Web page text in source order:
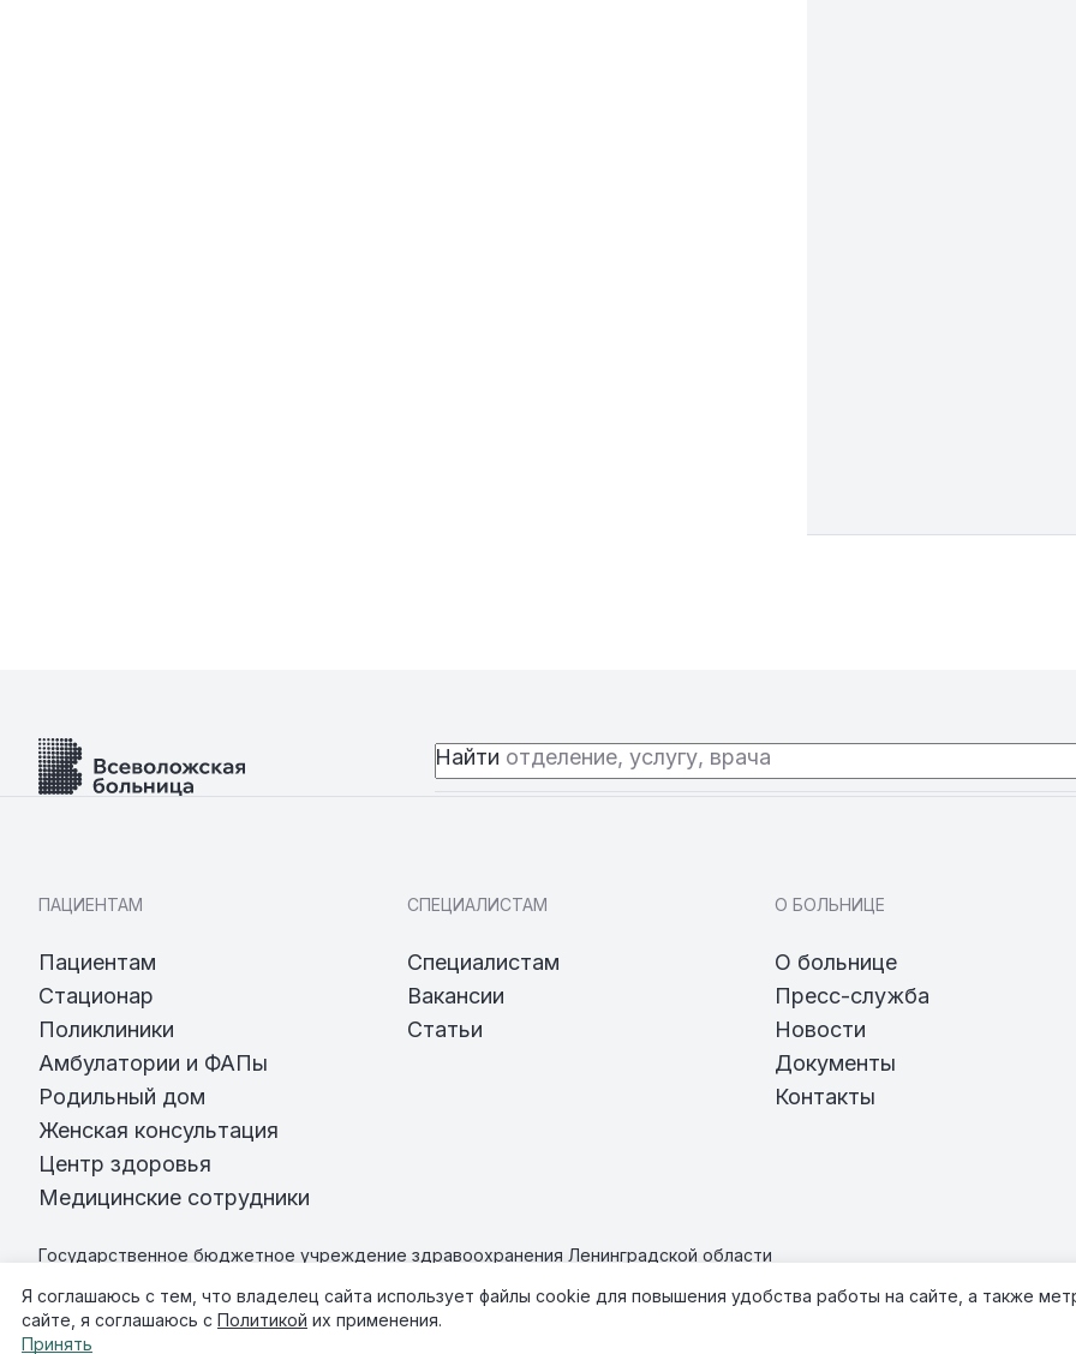
Я соглашаюсь с тем, что владелец сайта использует файлы cookie для повышения удобства работы на сайте, а также
сайте, я соглашаюсь с Политикой их применения.
Принять
Найти отделение, услугу, врача
ПАЦИЕНТАМ
Пациентам
Стационар
Поликлиники
Амбулатории и ФАПы
Родильный дом
Женская консультация
Центр здоровья
Медицинские сотрудники
СПЕЦИАЛИСТАМ
Специалистам
Вакансии
Статьи
О БОЛЬНИЦЕ
О больнице
Пресс-служба
Новости
Документы
Контакты
Государственное бюджетное учреждение здравоохранения Ленинградской области
©2026ГБУЗ ЛО "Всеволожская КМБ"
Старая версия сайта